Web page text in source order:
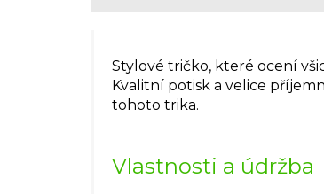
Stylové tričko, které ocení
Kvalitní potisk a velice
tohoto trika.
Vlastnosti a údržba